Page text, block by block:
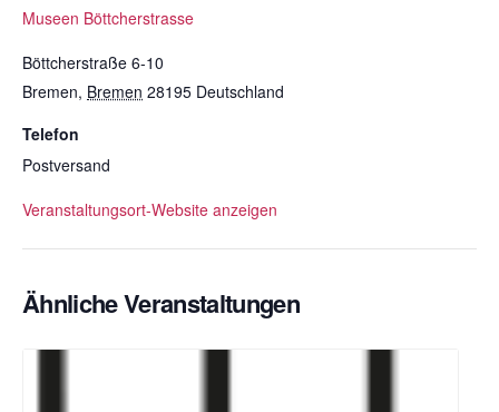
Museen Böttcherstrasse
Böttcherstraße 6-10
Bremen, Bremen 28195 Deutschland
Telefon
Postversand
Veranstaltungsort-Website anzeigen
Ähnliche Veranstaltungen